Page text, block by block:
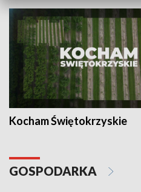
Kocham Świętokrzyskie
GOSPODARKA